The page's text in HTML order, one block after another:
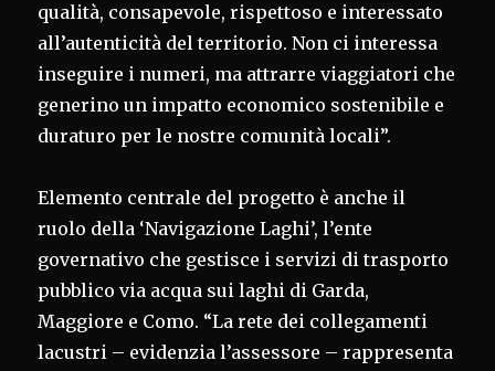
qualità, consapevole, rispettoso e interessato
all’autenticità del territorio. Non ci interessa
inseguire i numeri, ma attrarre viaggiatori che
generino un impatto economico sostenibile e
duraturo per le nostre comunità locali”.
Elemento centrale del progetto è anche il
ruolo della ‘Navigazione Laghi’, l’ente
governativo che gestisce i servizi di trasporto
pubblico via acqua sui laghi di Garda,
Maggiore e Como. “La rete dei collegamenti
lacustri – evidenzia l’assessore – rappresenta